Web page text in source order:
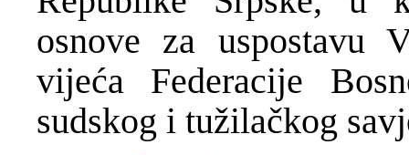
osnove za uspostavu
vijeća Federacije
sudskog i tužilačkog